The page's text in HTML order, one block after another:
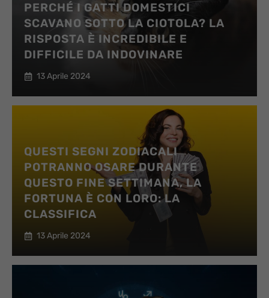
PERCHÉ I GATTI DOMESTICI
SCAVANO SOTTO LA CIOTOLA? LA
RISPOSTA È INCREDIBILE E
DIFFICILE DA INDOVINARE
13 Aprile 2024
QUESTI SEGNI ZODIACALI
POTRANNO OSARE DURANTE
QUESTO FINE SETTIMANA, LA
FORTUNA È CON LORO: LA
CLASSIFICA
13 Aprile 2024